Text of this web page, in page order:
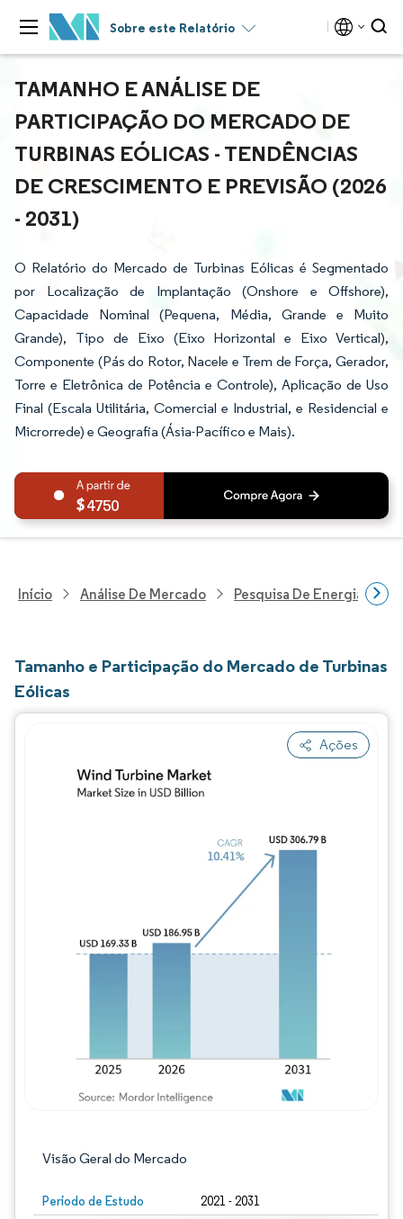
Sobre este Relatório
TAMANHO E ANÁLISE DE
PARTICIPAÇÃO DO MERCADO DE
TURBINAS EÓLICAS - TENDÊNCIAS
DE CRESCIMENTO E PREVISÃO (2026
- 2031)
O Relatório do Mercado de Turbinas Eólicas é Segmentado
por Localização de Implantação (Onshore e Offshore),
Capacidade Nominal (Pequena, Média, Grande e Muito
Grande), Tipo de Eixo (Eixo Horizontal e Eixo Vertical),
Componente (Pás do Rotor, Nacele e Trem de Força, Gerador,
Torre e Eletrônica de Potência e Controle), Aplicação de Uso
Final (Escala Utilitária, Comercial e Industrial, e Residencial e
Microrrede) e Geografia (Ásia-Pacífico e Mais).
4750
Início Análise De Mercado Pesquisa De Energia E
Tamanho e Participação do Mercado de Turbinas
Eólicas
Ações
Visão Geral do Mercado
Período de Estudo 2021 - 2031